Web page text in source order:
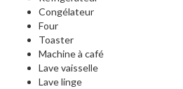
Congélateur
Four
Toaster
Machine à café
Lave vaisselle
Lave linge